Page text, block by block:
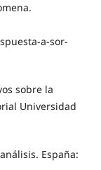
a-sor-
sobre la
Universidad
España: